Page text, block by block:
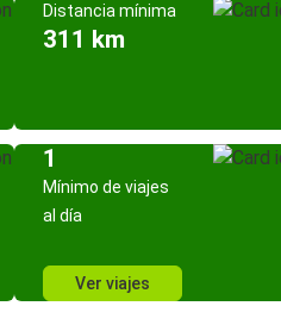
Distancia mínima
311 km
1
Mínimo de viajes
al día
Ver viajes